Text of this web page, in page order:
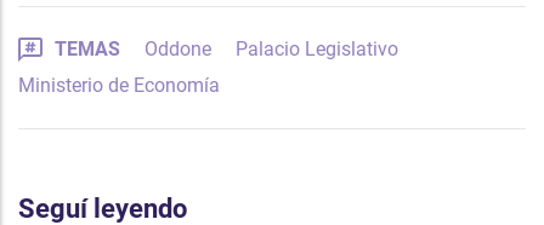
TEMAS Oddone
Palacio Legislativo
Ministerio de Economía
Seguí leyendo